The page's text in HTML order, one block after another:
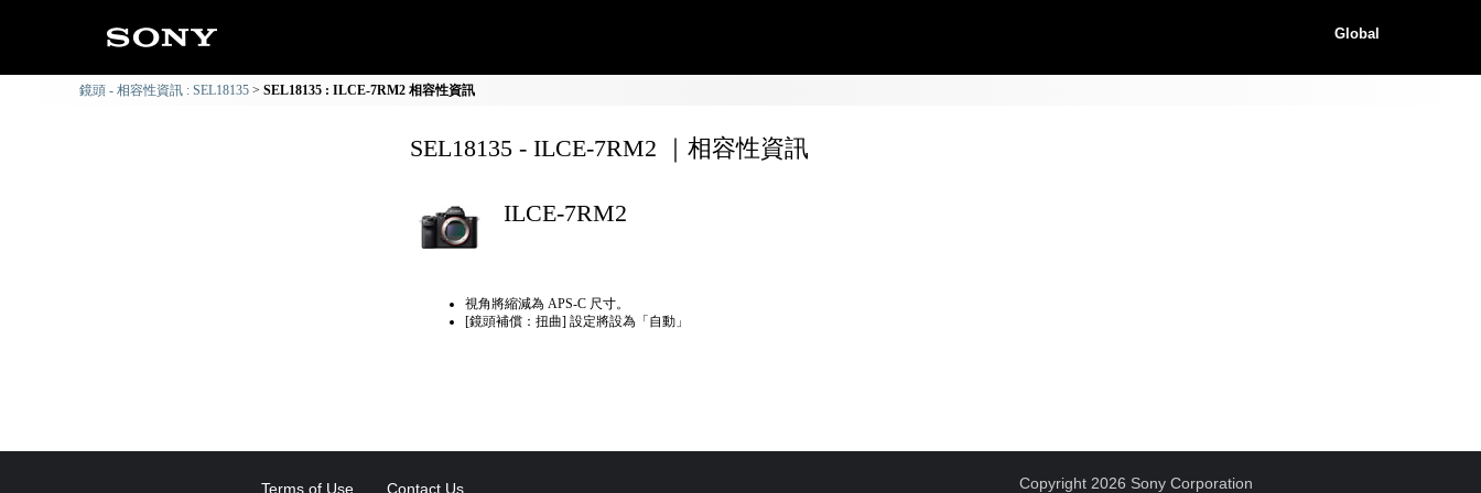
Global
鏡頭 - 相容性資訊 : SEL18135 SEL18135 : ILCE-7RM2 相容性資訊
SEL18135 - ILCE-7RM2 ｜相容性資訊
ILCE-7RM2
視角將縮減為 APS-C 尺寸。
[鏡頭補償：扭曲] 設定將設為「自動」
Terms of Use Contact Us Copyright 2026 Sony Corporation